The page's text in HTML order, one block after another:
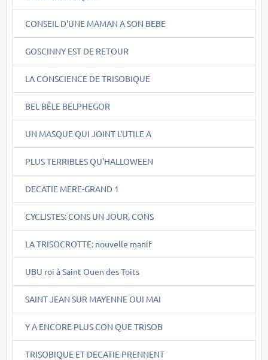
CONSEIL D'UNE MAMAN A SON BEBE
GOSCINNY EST DE RETOUR
LA CONSCIENCE DE TRISOBIQUE
BEL BÊLE BELPHEGOR
UN MASQUE QUI JOINT L'UTILE A
PLUS TERRIBLES QU'HALLOWEEN
DECATIE MERE-GRAND 1
CYCLISTES: CONS UN JOUR, CONS
LA TRISOCROTTE: nouvelle manif
UBU roi à Saint Ouen des Toits
SAINT JEAN SUR MAYENNE OUI MAI
Y A ENCORE PLUS CON QUE TRISOB
TRISOBIQUE ET DECATIE PRENNENT